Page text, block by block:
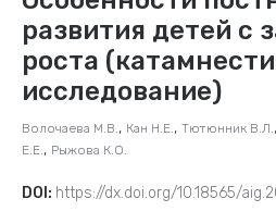
развития детей с
роста
исследование)
DOI: https://dx.doi.org/10.18565/
Волочаева М.В., Кан Н.Е., Тютюнник В.Л.,
Е.Е., Рыжова К.О.